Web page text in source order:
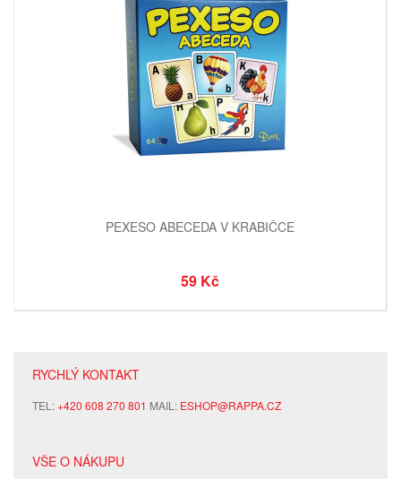
PEXESO ABECEDA V KRABIČCE
59 Kč
RYCHLÝ KONTAKT
TEL:+420 608 270 801 MAIL: ESHOP@RAPPA.CZ
VŠE O NÁKUPU